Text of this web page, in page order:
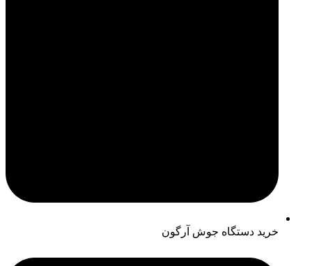
خرید دستگاه جوش آرگون